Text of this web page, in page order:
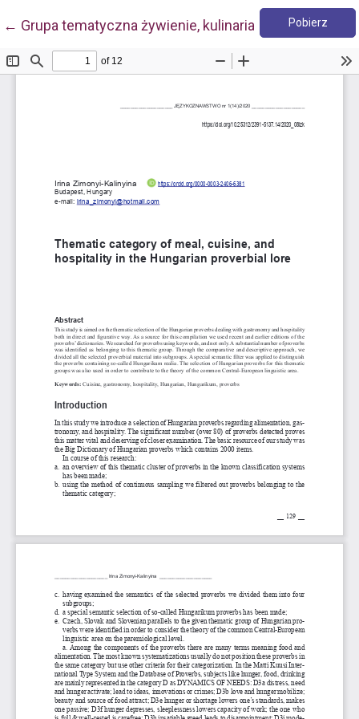
← Wróć do szczegółów artykułu
Grupa tematyczna żywienie, kulinaria, gościnność
Pobierz